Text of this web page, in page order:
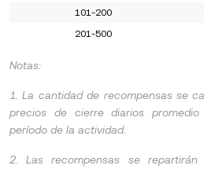
101-200
201-500
Notas:
1. La cantidad de recompensas se
precios de cierre diarios promedio
período de la actividad.
2. Las recompensas se